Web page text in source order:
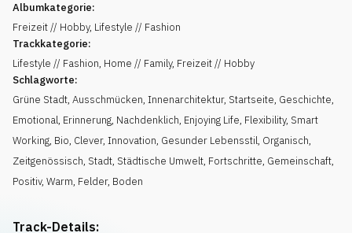
Albumkategorie:
Freizeit // Hobby, Lifestyle // Fashion
Trackkategorie:
Lifestyle // Fashion, Home // Family, Freizeit // Hobby
Schlagworte:
Grüne Stadt, Ausschmücken, Innenarchitektur, Startseite, Geschichte,
Emotional, Erinnerung, Nachdenklich, Enjoying Life, Flexibility, Smart
Working, Bio, Clever, Innovation, Gesunder Lebensstil, Organisch,
Zeitgenössisch, Stadt, Städtische Umwelt, Fortschritte, Gemeinschaft,
Positiv, Warm, Felder, Boden
Track-Details: